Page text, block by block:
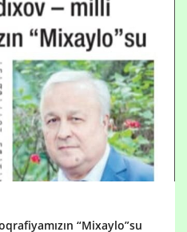
“Mixaylo”su